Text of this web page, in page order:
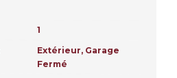
1
Extérieur, Garage
Fermé